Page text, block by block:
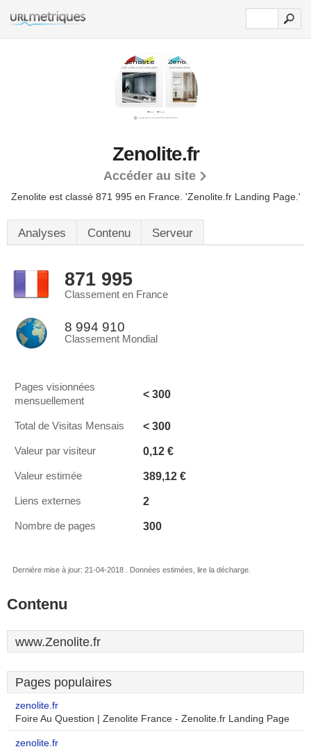
Zenolite.fr
Accéder au site
Zenolite est classé 871 995 en France. 'Zenolite.fr Landing Page.'
Analyses Contenu Serveur
871 995
Classement en France
8 994 910
Classement Mondial
Pages visionnées
mensuellement
< 300
Total de Visitas Mensais < 300
Valeur par visiteur 0,12 €
Valeur estimée 389,12 €
Liens externes 2
Nombre de pages 300
Dernière mise à jour: 21-04-2018 . Données estimées, lire la décharge.
Contenu
www.Zenolite.fr
Pages populaires
zenolite.fr
Foire Au Question | Zenolite France - Zenolite.fr Landing Page
zenolite.fr